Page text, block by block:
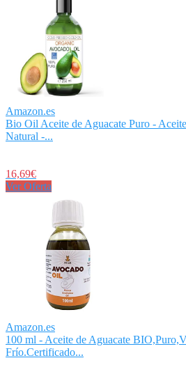
Amazon.es
Bio Oil Aceite de Aguacate Puro -
Natural -...
16,69€
Ver Oferta
Amazon.es
100 ml - Aceite de Aguacate
Frío.Certificado...